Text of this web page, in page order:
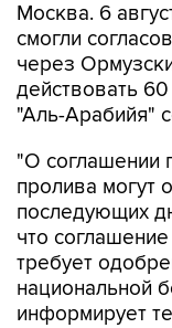
Москва. 6
смогли
через
действовать
"Аль-Арабийя"
"О соглашении
пролива могут
последующих
что
требует
национальной
информирует